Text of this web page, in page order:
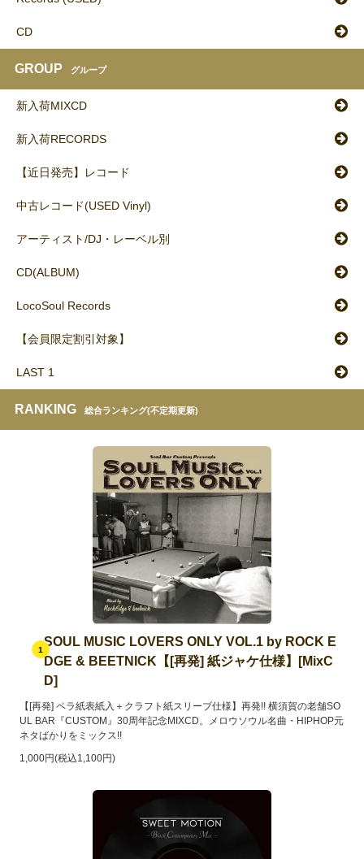
CD
GROUP グループ
新入荷MIXCD
新入荷RECORDS
【近日発売】レコード
中古レコード(USED Vinyl)
アーティスト/DJ・レーベル別
CD(ALBUM)
LocoSoul Records
【会員限定割引対象】
LAST 1
RANKING 総合ランキング(不定期更新)
1
SOUL MUSIC LOVERS ONLY VOL.1 by ROCK E
DGE & BEETNICK【[再発] 紙ジャケ仕様】[MixC
D]
【[再発] ペラ紙表紙入＋クラフト紙スリーブ仕様】再発!! 横須賀の老舗SO
UL BAR『CUSTOM』30周年記念MIXCD。メロウソウル名曲・HIPHOP元
ネタばかりをミックス!!
1,000円(税込1,100円)